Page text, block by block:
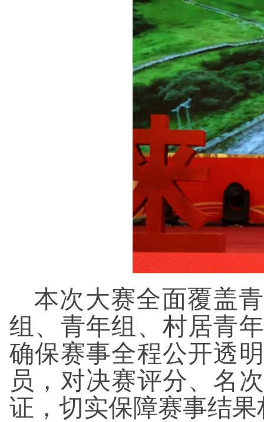
本次大赛全面覆盖
组、青年组、村居青
确保赛事全程公开透
员，对决赛评分、名
证，切实保障赛事结